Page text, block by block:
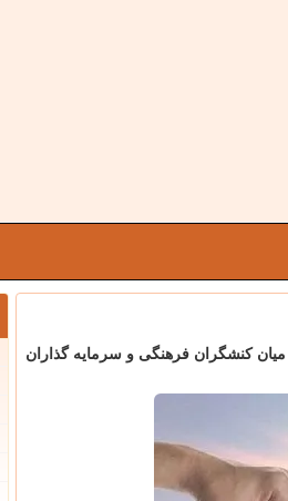
کنشگران فرهنگی و سرمایه گذاران